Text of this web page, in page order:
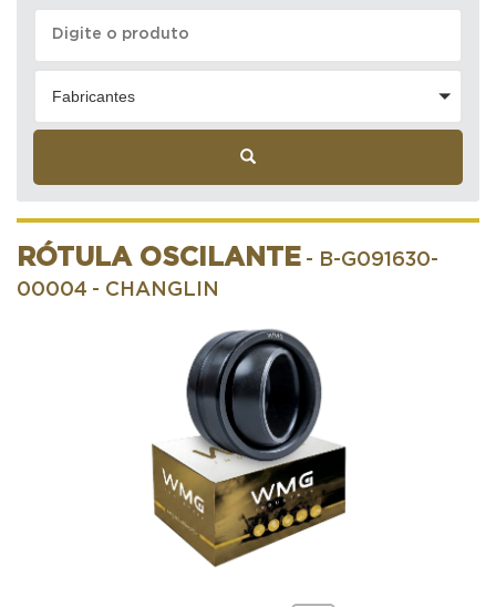
Fabricantes
RÓTULA OSCILANTE - B-G091630-
00004 - CHANGLIN